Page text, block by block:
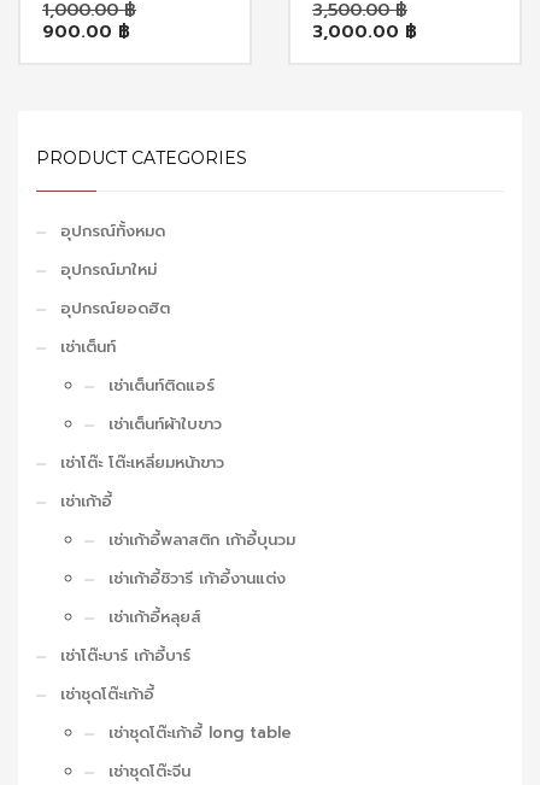
1,000.00฿
900.00 ฿Current
3,500.00฿
3,000.00 ฿Current
PRODUCT CATEGORIES
อุปกรณ์ทั้งหมด
อุปกรณ์มาใหม่
อุปกรณ์ยอดฮิต
เช่าเต็นท์
เช่าเต็นท์ติดแอร์
เช่าเต็นท์ผ้าใบขาว
เช่าโต๊ะ โต๊ะเหลี่ยมหน้าขาว
เช่าเก้าอี้
เช่าเก้าอี้พลาสติก เก้าอี้บุนวม
เช่าเก้าอี้ชิวารี เก้าอี้งานแต่ง
เช่าเก้าอี้หลุยส์
เช่าโต๊ะบาร์ เก้าอี้บาร์
เช่าชุดโต๊ะเก้าอี้
เช่าชุดโต๊ะเก้าอี้ long table
เช่าชุดโต๊ะจีน